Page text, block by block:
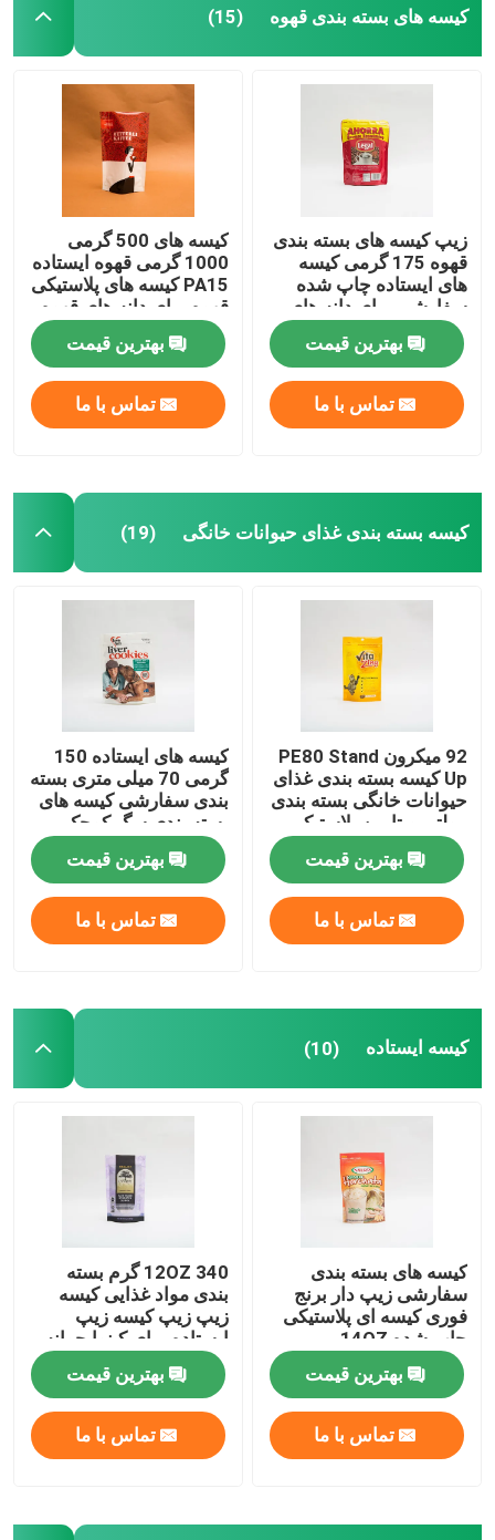
دربارهی ما
کنترل کیفیت
تماس با ما
اخبار
همه موارد
کیسه ایستاده
بسته بندی مواد غذایی کیسه ای قابل بازیافت
فیلم ترموفرمینگ
فیلم درب چاپ شده
فیلم بسته بندی پلاستیکی
کیسه های بسته بندی قهوه (15)
زیپ کیسه های بسته بندی
قهوه 175 گرمی کیسه
های ایستاده چاپ شده
سفارشی برای دانه های
قهوه
بهترین قیمت
تماس با ما
کیسه های 500 گرمی
1000 گرمی قهوه ایستاده
PA15 کیسه های پلاستیکی
قهوه برای دانه های قهوه
آسیاب شده
بهترین قیمت
تماس با ما
کیسه بسته بندی غذای حیوانات خانگی (19)
92 میکرون PE80 Stand
Up کیسه بسته بندی غذای
حیوانات خانگی بسته بندی
مولتی ویتامین پلاستیکی
غذای گربه
بهترین قیمت
تماس با ما
کیسه های ایستاده 150
گرمی 70 میلی متری بسته
بندی سفارشی کیسه های
بسته بندی سگ کوچک
بهترین قیمت
تماس با ما
کیسه ایستاده (10)
کیسه های بسته بندی
سفارشی زیپ دار برنج
فوری کیسه ای پلاستیکی
چاپ شده 14OZ
بهترین قیمت
تماس با ما
12OZ 340 گرم بسته
بندی مواد غذایی کیسه
زیپ زیپ کیسه زیپ
ایستاده برای کینوا جوانه
زده
بهترین قیمت
تماس با ما